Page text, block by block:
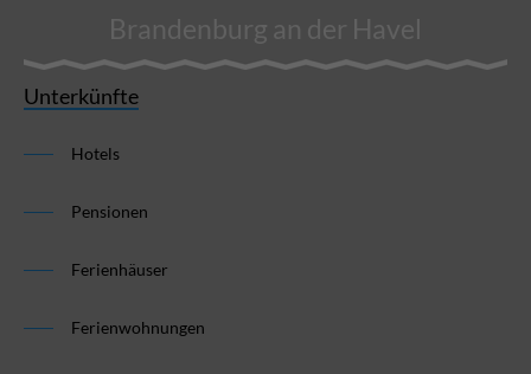
Brandenburg an der Havel
Unterkünfte
Hotels
Pensionen
Ferienhäuser
Ferienwohnungen